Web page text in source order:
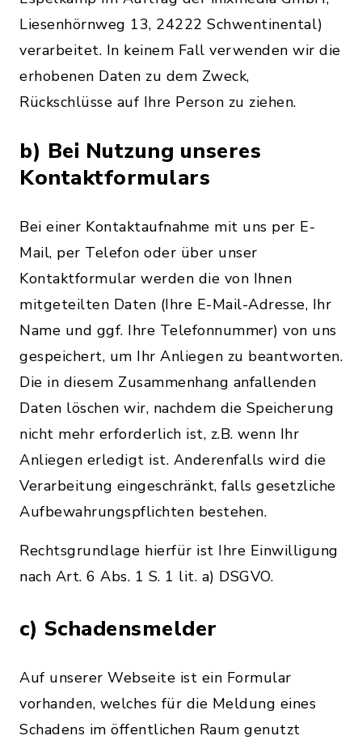
Liesenhörnweg 13, 24222 Schwentinental)
verarbeitet. In keinem Fall verwenden wir die
erhobenen Daten zu dem Zweck,
Rückschlüsse auf Ihre Person zu ziehen.
b) Bei Nutzung unseres
Kontaktformulars
Bei einer Kontaktaufnahme mit uns per E-
Mail, per Telefon oder über unser
Kontaktformular werden die von Ihnen
mitgeteilten Daten (Ihre E-Mail-Adresse, Ihr
Name und ggf. Ihre Telefonnummer) von uns
gespeichert, um Ihr Anliegen zu beantworten.
Die in diesem Zusammenhang anfallenden
Daten löschen wir, nachdem die Speicherung
nicht mehr erforderlich ist, z.B. wenn Ihr
Anliegen erledigt ist. Anderenfalls wird die
Verarbeitung eingeschränkt, falls gesetzliche
Aufbewahrungspflichten bestehen.
Rechtsgrundlage hierfür ist Ihre Einwilligung
nach Art. 6 Abs. 1 S. 1 lit. a) DSGVO.
c) Schadensmelder
Auf unserer Webseite ist ein Formular
vorhanden, welches für die Meldung eines
Schadens im öffentlichen Raum genutzt